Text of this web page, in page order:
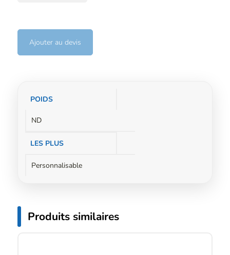
Ajouter au devis
Informations
POIDS
ND
LES PLUS
Personnalisable
Produits similaires